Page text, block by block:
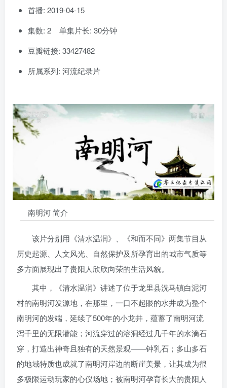
首播: 2019-04-15
集数: 2 单集片长: 30分钟
豆瓣链接: 33427482
所属系列: 河流纪录片
南明河 简介
该片分别用《清水温润》、《和而不同》两集节目从
历史起源、人文风光、自然保护及所孕育出的城市气质等
多方面展现出了贵阳人欣欣向荣的生活风貌。
其中，《清水温润》讲述了位于龙里县洗马镇白泥河
村的南明河发源地，在那里，一口不起眼的水井成为整个
南明河的发端，延续了500年的小龙井，蕴蓄了南明河流
泻千里的无限潜能；河流穿过的溶洞经过几千年的水滴石
穿，打造出神奇且独有的天然景观——钟乳石；多山多石
的地域特质也成就了南明河岸边的断崖美景，让其成为很
多极限运动玩家的心仪场地；被南明河孕育长大的贵阳人